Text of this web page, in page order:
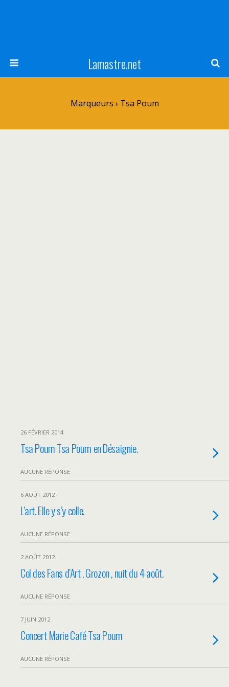
Lamastre.net
Marqueurs › Tsa Poum
26 FÉVRIER 2014
Tsa Poum Tsa Poum en Désaignie.
AUCUNE RÉPONSE
6 AOÛT 2012
L’art. Elle y s’y colle.
AUCUNE RÉPONSE
2 AOÛT 2012
Col des Fans d’Art , Grozon , nuit du 4 août.
AUCUNE RÉPONSE
7 JUIN 2012
Concert Marie Café Tsa Poum
AUCUNE RÉPONSE